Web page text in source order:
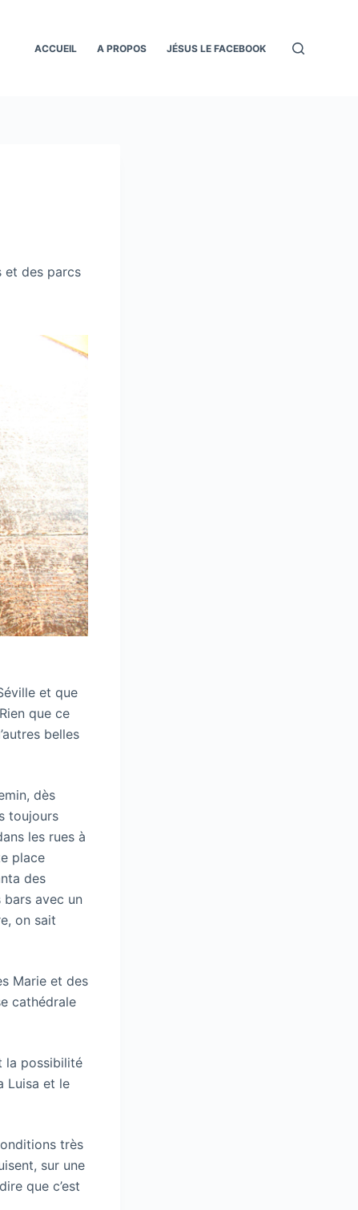
ACCUEIL A PROPOS JÉSUS LE FACEBOOK
et des parcs
et que
que ce
belles
dès
toujours
les rues à
place
des
bars avec un
on sait
Marie et des
cathédrale
la possibilité
Luisa et le
très
sur une
que c’est